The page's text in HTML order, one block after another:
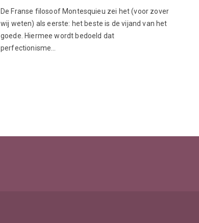
De Franse filosoof Montesquieu zei het (voor zover
wij weten) als eerste: het beste is de vijand van het
goede. Hiermee wordt bedoeld dat
perfectionisme…